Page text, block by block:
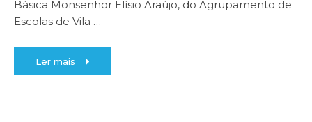
Básica Monsenhor Elísio Araújo, do Agrupamento de
Escolas de Vila …
Ler mais